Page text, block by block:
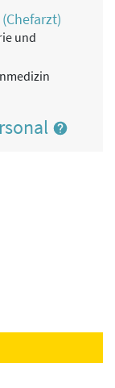
und
Form von
und